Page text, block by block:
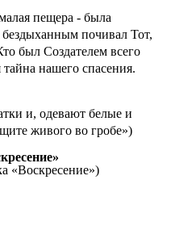
пещера - была
почивал Тот,
был Создателем всего
нашего спасения.
и, одевают белые и
живого во гробе»)
«Воскресение»)